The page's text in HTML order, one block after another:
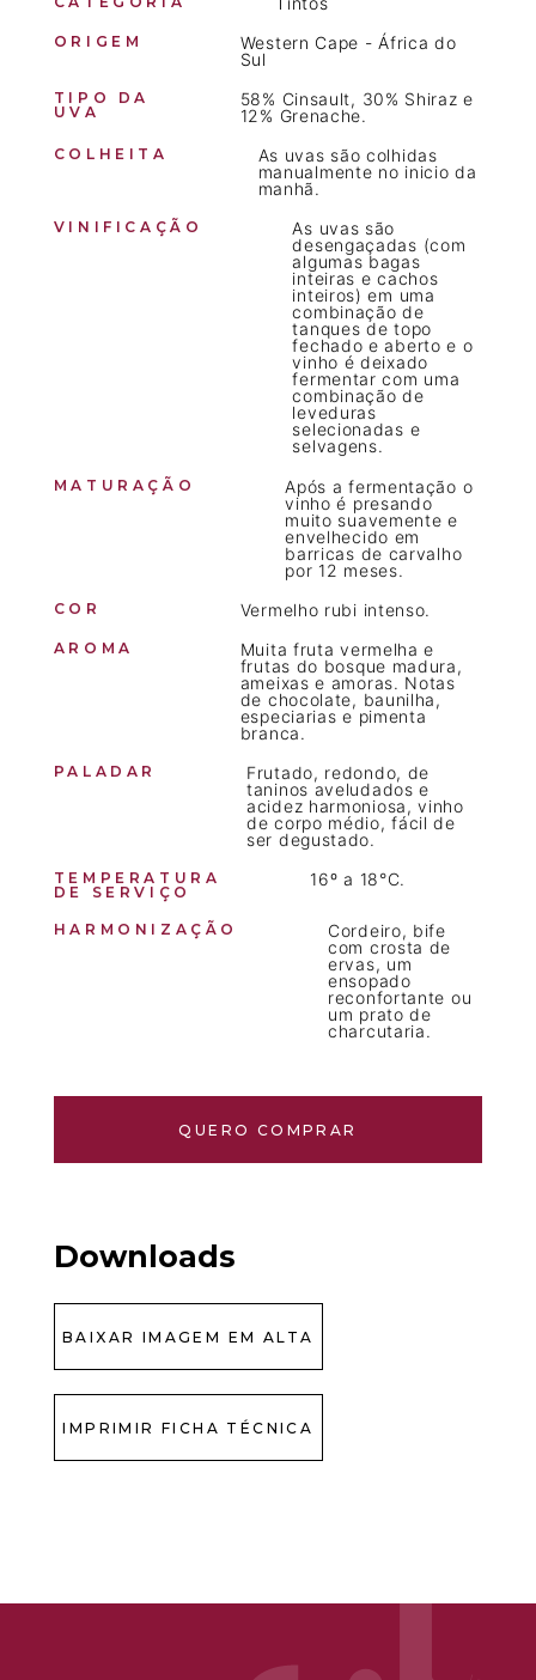
ORIGEM
Western Cape - África do
Sul
TIPO DA
UVA
58% Cinsault, 30% Shiraz e
12% Grenache.
COLHEITA
As uvas são colhidas
manualmente no inicio da
manhã.
VINIFICAÇÃO
As uvas são
desengaçadas (com
algumas bagas
inteiras e cachos
inteiros) em uma
combinação de
tanques de topo
fechado e aberto e o
vinho é deixado
fermentar com uma
combinação de
leveduras
selecionadas e
selvagens.
MATURAÇÃO
Após a fermentação o
vinho é presando
muito suavemente e
envelhecido em
barricas de carvalho
por 12 meses.
COR Vermelho rubi intenso.
AROMA
Muita fruta vermelha e
frutas do bosque madura,
ameixas e amoras. Notas
de chocolate, baunilha,
especiarias e pimenta
branca.
PALADAR
Frutado, redondo, de
taninos aveludados e
acidez harmoniosa, vinho
de corpo médio, fácil de
ser degustado.
TEMPERATURA
DE SERVIÇO
16º a 18°C.
HARMONIZAÇÃO
Cordeiro, bife
com crosta de
ervas, um
ensopado
reconfortante ou
um prato de
charcutaria.
QUERO COMPRAR
Downloads
BAIXAR IMAGEM EM ALTA
IMPRIMIR FICHA TÉCNICA